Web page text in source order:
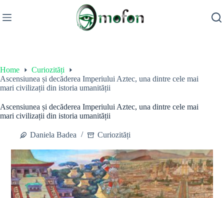
to
content
Home
Curiozități
Ascensiunea și decăderea Imperiului Aztec, una dintre cele mai
mari civilizații din istoria umanității
Ascensiunea și decăderea Imperiului Aztec, una dintre cele mai
mari civilizații din istoria umanității
Daniela Badea Curiozități